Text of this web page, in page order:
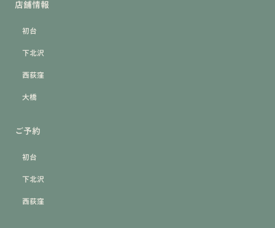
店舗情報
初台
下北沢
西荻窪
大橋
ご予約
初台
下北沢
西荻窪